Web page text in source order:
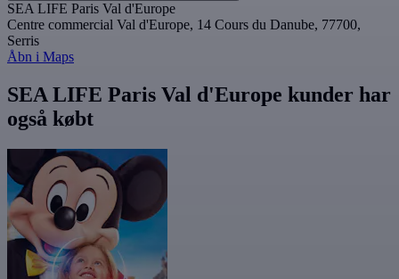
SEA LIFE Paris Val d'Europe
Centre commercial Val d'Europe, 14 Cours du Danube, 77700,
Serris
Åbn i Maps
SEA LIFE Paris Val d'Europe kunder har
også købt